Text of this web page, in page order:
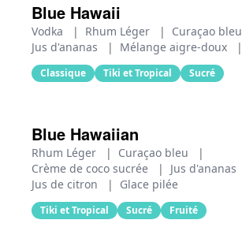
Blue Hawaii
Vodka | Rhum Léger | Curaçao bleu
Jus d'ananas
| Mélange aigre-doux |
Classique Tiki et Tropical Sucré
Blue Hawaiian
Rhum Léger | Curaçao bleu
|
Crème de coco sucrée
| Jus d'ananas
Jus de citron
| Glace pilée
Tiki et Tropical Sucré Fruité